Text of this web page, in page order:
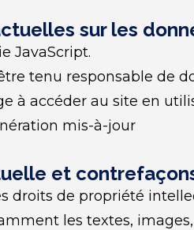
sur les
JavaScript.
tenu responsable de
à accéder au site en
mis-à-jour
et
droits de propriété
les textes,